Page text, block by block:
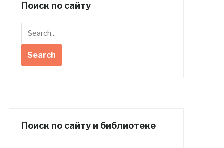
Поиск по сайту
Поиск по сайту и библиотеке